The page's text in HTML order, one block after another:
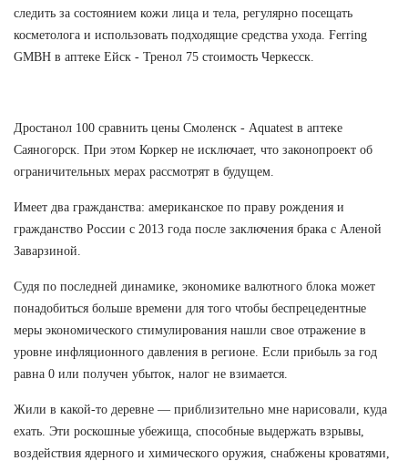
следить за состоянием кожи лица и тела, регулярно посещать
косметолога и использовать подходящие средства ухода. Ferring
GMBH в аптеке Ейск - Тренол 75 стоимость Черкесск.
Дростанол 100 сравнить цены Смоленск - Aquatest в аптеке
Саяногорск. При этом Коркер не исключает, что законопроект об
ограничительных мерах рассмотрят в будущем.
Имеет два гражданства: американское по праву рождения и
гражданство России с 2013 года после заключения брака с Аленой
Заварзиной.
Судя по последней динамике, экономике валютного блока может
понадобиться больше времени для того чтобы беспрецедентные
меры экономического стимулирования нашли свое отражение в
уровне инфляционного давления в регионе. Если прибыль за год
равна 0 или получен убыток, налог не взимается.
Жили в какой-то деревне — приблизительно мне нарисовали, куда
ехать. Эти роскошные убежища, способные выдержать взрывы,
воздействия ядерного и химического оружия, снабжены кроватями,